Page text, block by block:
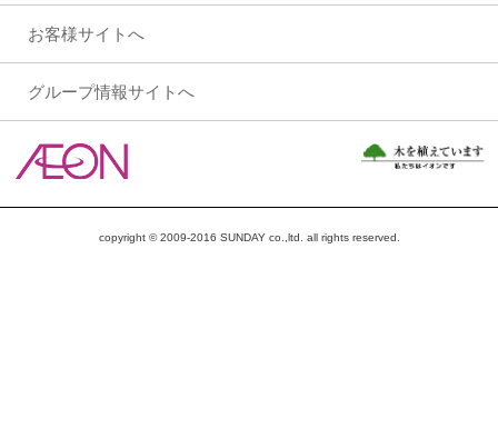
お客様サイトへ
グループ情報サイトへ
copyright © 2009-2016 SUNDAY co.,ltd. all rights reserved.